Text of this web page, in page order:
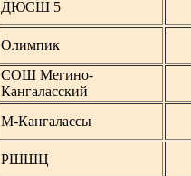
ДЮСШ 5
Олимпик
СОШ Мегино-
Кангаласский
М-Кангалассы
РШШЦ